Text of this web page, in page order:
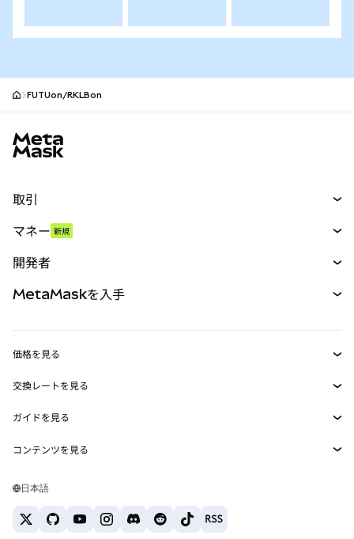
FUTUon/RKLBon
取引
パーペチュアル
RWA
マネー 新規
開発者
MetaMask Connect
Snaps
Web3サービス
MetaMaskを入手
セキュリティ
サポート
キャリア
お問い合わせ
価格を見る
イーサリアムの価格
Solanaの価格
Tetherの価格
交換レートを見る
ETH→USD
USDT→INR
BTC→INR
ETH→USDT
ガイドを見る
ETHの購入
USDTの購入
コンテンツを見る
Solanaウォレット
日本語